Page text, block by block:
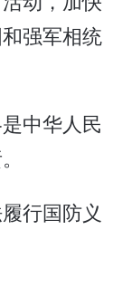
强军相统
中华人民
行国防义